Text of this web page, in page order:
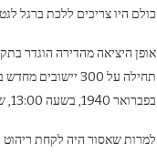
כולם היו צריכים ללכת ברגל
אופן היציאה מהדירה הוגדר
בפברואר 1940, בשעה 13:00, שני גרמנים במדים ואזרח הופיעו. בלי הרבה מהומה, הם הורו לכולם לעזוב את הדירה תוך עשר דקות".
למרות שאסור היה לקחת ריהוט